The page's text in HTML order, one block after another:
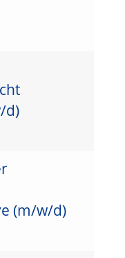
d)
(m/w/d)